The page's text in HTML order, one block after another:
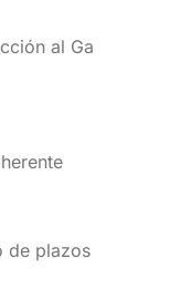
al Ga
de plazos